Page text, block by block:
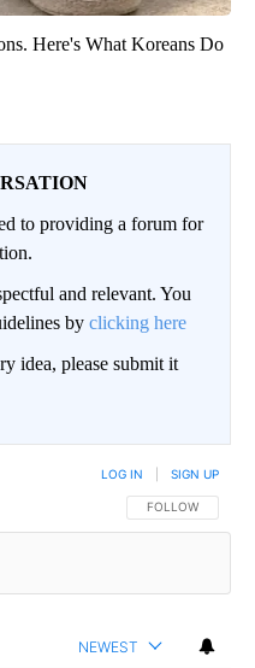
Here's What Koreans Do
to providing a forum for
and relevant. You
by clicking here
idea, please submit it
FOLLOW THIS
FOLLOW
LOG IN SIGN UP
NEWEST